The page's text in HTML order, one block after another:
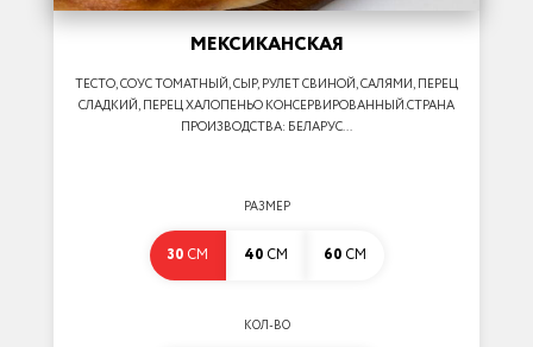
МЕКСИКАНСКАЯ
ТЕСТО, СОУС ТОМАТНЫЙ, СЫР, РУЛЕТ СВИНОЙ, САЛЯМИ, ПЕРЕЦ
СЛАДКИЙ, ПЕРЕЦ ХАЛОПЕНЬО КОНСЕРВИРОВАННЫЙ.СТРАНА
ПРОИЗВОДСТВА: БЕЛАРУС...
РАЗМЕР
30 СМ 40 СМ 60 СМ
КОЛ-ВО